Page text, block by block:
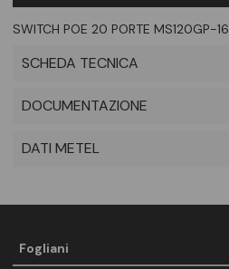
SWITCH POE 20 PORTE MS120GP-16
SCHEDA TECNICA
DOCUMENTAZIONE
DATI METEL
Fogliani